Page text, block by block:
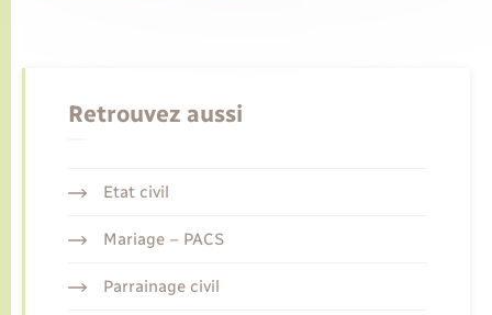
Retrouvez aussi
Etat civil
Mariage – PACS
Parrainage civil